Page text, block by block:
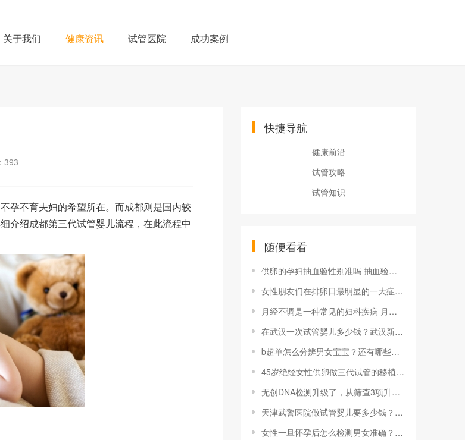
关于我们 健康资讯 试管医院 成功案例
393
不育夫妇的希望所在。而成都则是国内较
介绍成都第三代试管婴儿流程，在此流程中
快捷导航
健康前沿
试管攻略
试管知识
随便看看
供卵的孕妇抽血验性别准吗 抽血验男女的基本条件是什么
女性朋友们在排卵日最明显的一大症状就是白带增多
月经不调是一种常见的妇科疾病 月经不调会导致不孕吗？
在武汉一次试管婴儿多少钱？武汉新生儿社保报销材料是怎样的？
b超单怎么分辨男女宝宝？还有哪些分辨的方法？
45岁绝经女性供卵做三代试管的移植成功率是多少？47岁做供卵试管成功率有多少？
无创DNA检测升级了，从筛查3项升级到100项
天津武警医院做试管婴儿要多少钱？费用4.5万够吗？
女性一旦怀孕后怎么检测男女准确？这些方法准确率高吗？